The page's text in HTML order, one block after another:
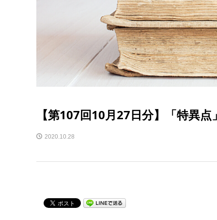
【第107回10月27日分】「特異
2020.10.28